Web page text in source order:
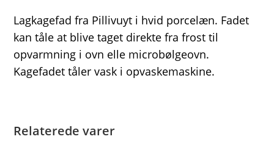
Lagkagefad fra Pillivuyt i hvid porcelæn. Fadet
kan tåle at blive taget direkte fra frost til
opvarmning i ovn elle microbølgeovn.
Kagefadet tåler vask i opvaskemaskine.
Relaterede varer